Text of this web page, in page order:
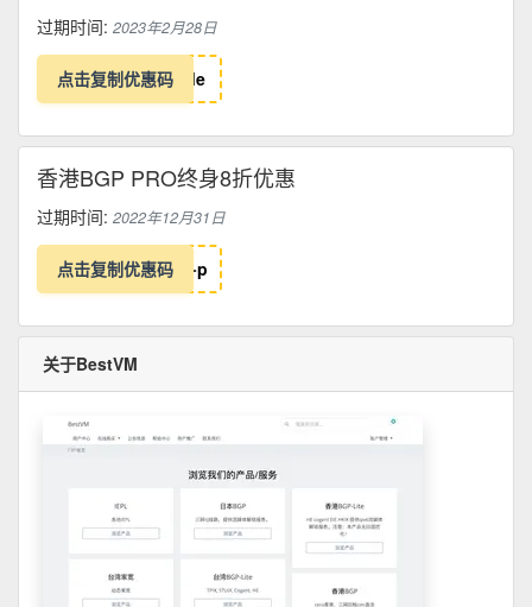
过期时间: 2023年2月28日
点击复制优惠码 le
香港BGP PRO终身8折优惠
过期时间: 2022年12月31日
点击复制优惠码 -p
关于BestVM